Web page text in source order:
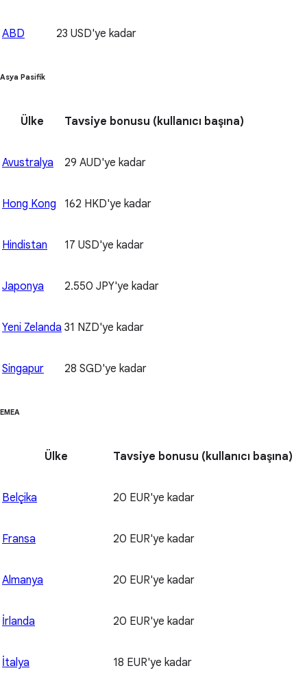
ABD 23 USD'ye kadar
Asya Pasifik
Ülke Tavsiye bonusu (kullanıcı başına)
Avustralya 29 AUD'ye kadar
Hong Kong 162 HKD'ye kadar
Hindistan 17 USD'ye kadar
Japonya 2.550 JPY'ye kadar
Yeni Zelanda 31 NZD'ye kadar
Singapur 28 SGD'ye kadar
EMEA
Ülke Tavsiye bonusu (kullanıcı başına)
Belçika 20 EUR'ye kadar
Fransa 20 EUR'ye kadar
Almanya 20 EUR'ye kadar
İrlanda 20 EUR'ye kadar
İtalya 18 EUR'ye kadar